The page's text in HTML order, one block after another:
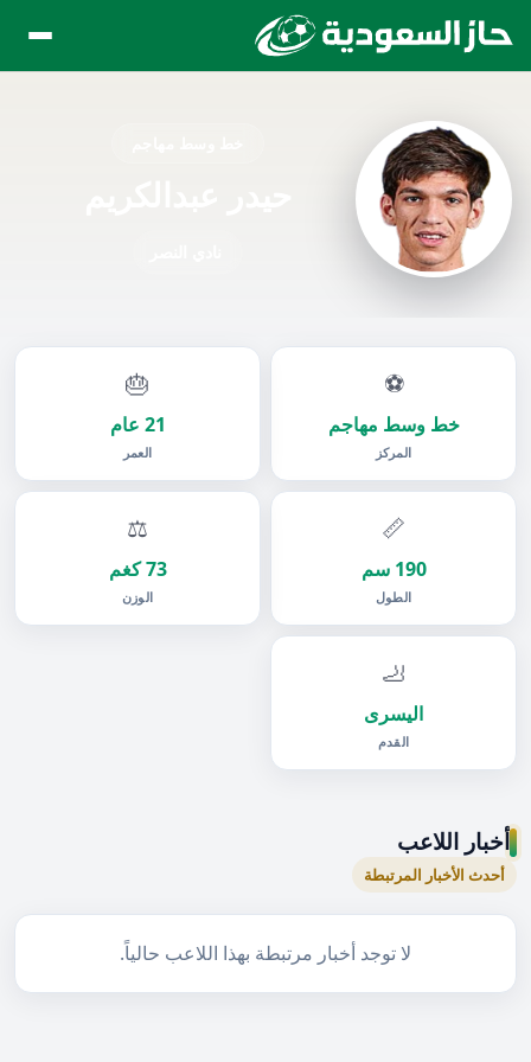
⚽
خط وسط مهاجم
المركز
🎂
21 عام
العمر
📏
190 سم
الطول
⚖️
73 كغم
الوزن
🦶
اليسرى
القدم
أخبار اللاعب
أحدث الأخبار المرتبطة
لا توجد أخبار مرتبطة بهذا اللاعب حالياً.